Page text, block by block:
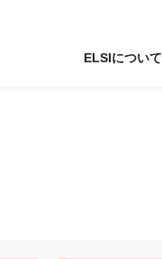
ELSIについて